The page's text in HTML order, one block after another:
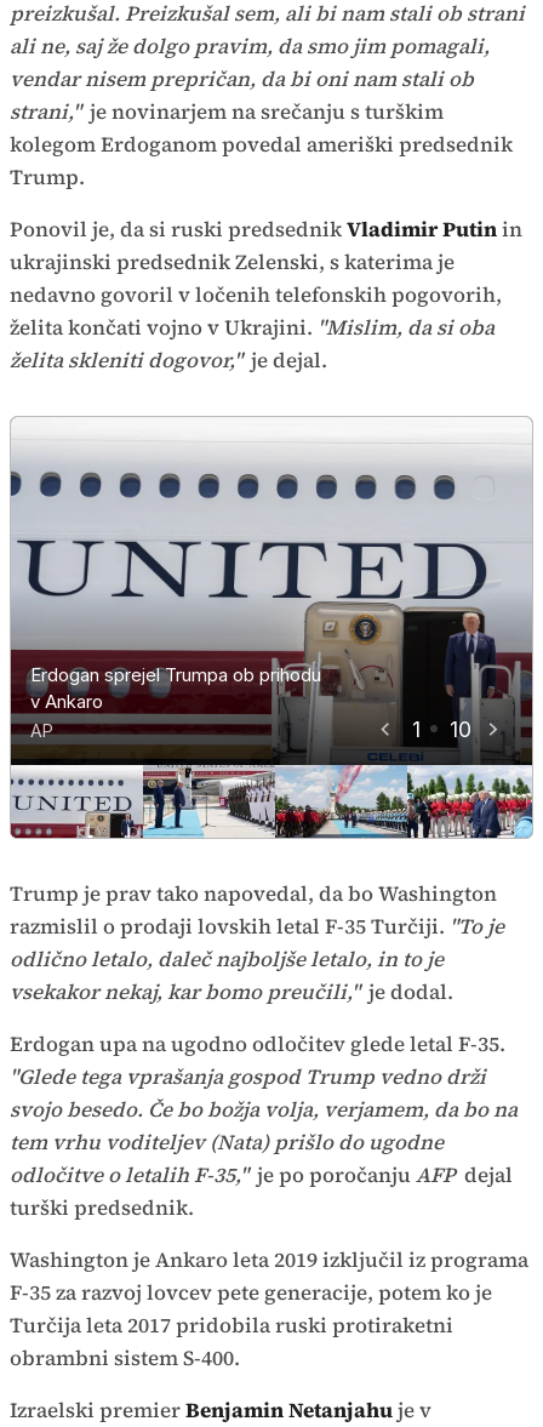
preizkušal. Preizkušal sem, ali bi nam stali ob strani
ali ne, saj že dolgo pravim, da smo jim pomagali,
vendar nisem prepričan, da bi oni nam stali ob
strani," je novinarjem na srečanju s turškim
kolegom Erdoganom povedal ameriški predsednik
Trump.
Ponovil je, da si ruski predsednikVladimir Putinin
ukrajinski predsednik Zelenski, s katerima je
nedavno govoril v ločenih telefonskih pogovorih,
želita končati vojno v Ukrajini. "Mislim, da si oba
želita skleniti dogovor," je dejal.
1 10
Erdogan sprejel Trumpa ob prihodu
v Ankaro
AP
Erdogan sprejel Trumpa ob prihodu
v Ankaro
AP
Erdogan sprejel Trumpa ob prihodu
v Ankaro
AP
Erdogan sprejel Trumpa ob prihodu
v Ankaro
AP
Erdogan sprejel Trumpa ob prihodu
v Ankaro
AP
Erdogan sprejel Trumpa ob prihodu
v Ankaro
AP
Erdogan sprejel Trumpa ob prihodu
v Ankaro
AP
Erdogan sprejel Trumpa ob prihodu
v Ankaro
AP
Recep Tayyip Erdogan in Donald
Trump
AP
Erdogan sprejel Trumpa ob prihodu
v Ankaro
AP
Trump je prav tako napovedal, da bo Washington
razmislil o prodaji lovskih letal F-35 Turčiji. "To je
odlično letalo, daleč najboljše letalo, in to je
vsekakor nekaj, kar bomo preučili," je dodal.
Erdogan upa na ugodno odločitev glede letal F-35.
"Glede tega vprašanja gospod Trump vedno drži
svojo besedo. Če bo božja volja, verjamem, da bo na
tem vrhu voditeljev (Nata) prišlo do ugodne
odločitve o letalih F-35," je po poročanjuAFP dejal
turški predsednik.
Washington je Ankaro leta 2019 izključil iz programa
F-35 za razvoj lovcev pete generacije, potem ko je
Turčija leta 2017 pridobila ruski protiraketni
obrambni sistem S-400.
Izraelski premierBenjamin Netanjahuje v